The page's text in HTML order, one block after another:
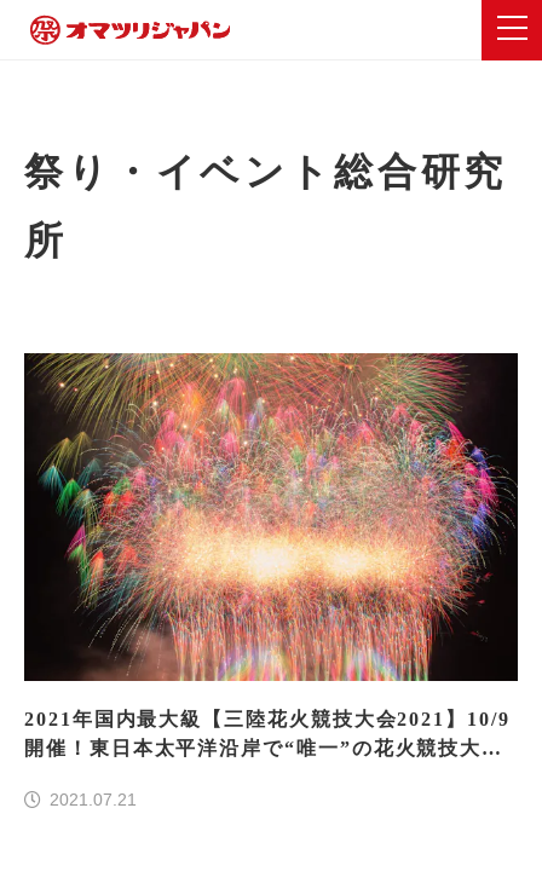
祭り・イベント総合研究
所
2021年国内最大級【三陸花火競技大会2021】10/9
開催！東日本太平洋沿岸で“唯一”の花火競技大会
2021.07.21